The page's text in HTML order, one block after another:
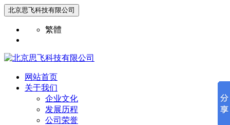
北京思飞科技有限公司
繁體
网站首页
关于我们
企业文化
发展历程
公司荣誉